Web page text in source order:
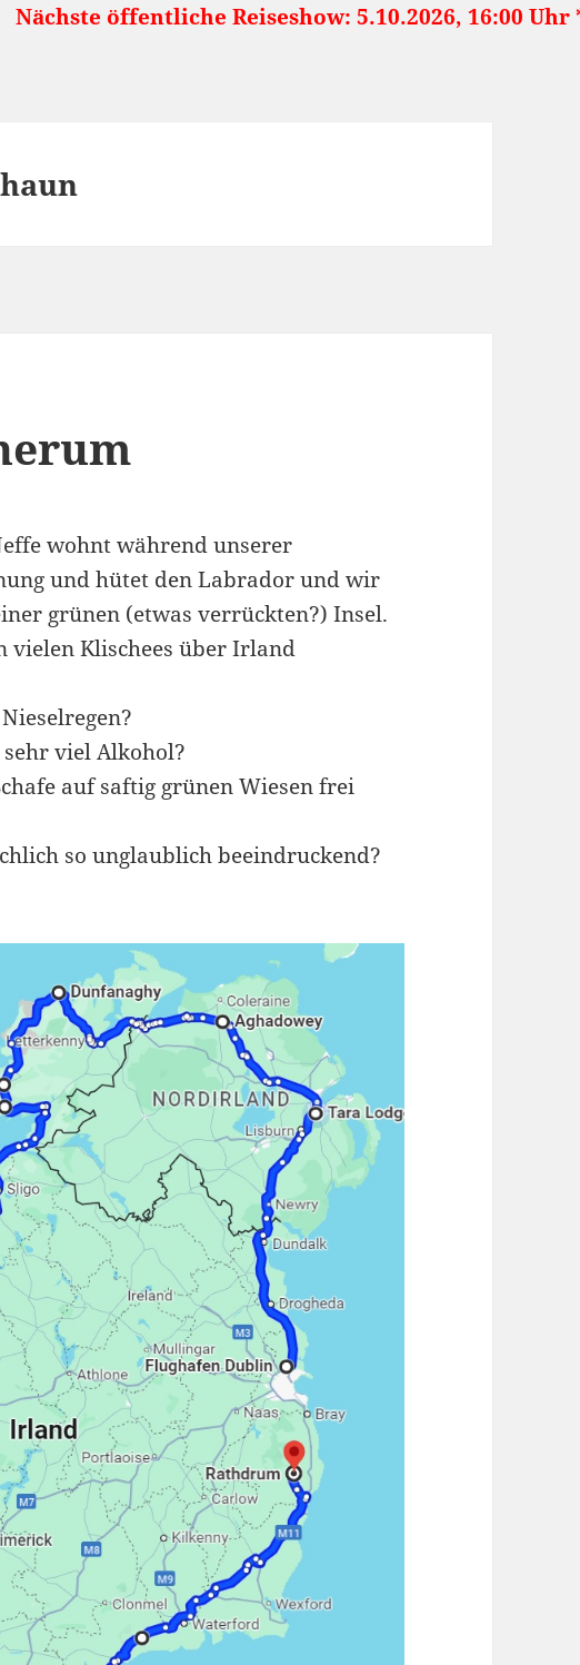
öffentliche Reiseshow: 5.10.2026, 16:00 Uhr *****
wohnt während unserer
und hütet den Labrador und wir
grünen (etwas verrückten?) Insel.
vielen Klischees über Irland
viel Alkohol?
auf saftig grünen Wiesen frei
so unglaublich beeindruckend?